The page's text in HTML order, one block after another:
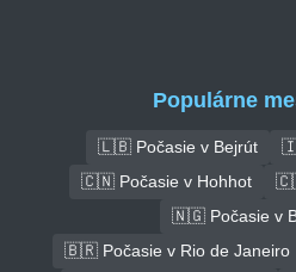
Populárne
🇱🇧 Počasie v Bejrút
🇨🇳 Počasie v Hohhot
🇳🇬 Počasie v
🇧🇷 Počasie v Rio de Janeiro